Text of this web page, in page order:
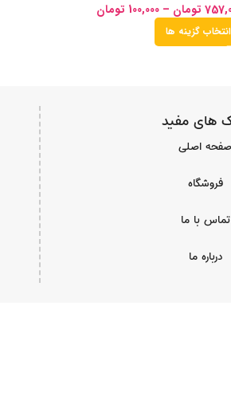
تومان –
100,000 تومان
انتخاب گزینه ها
های مفید
صفحه اصلی
فروشگاه
تماس با ما
درباره ما